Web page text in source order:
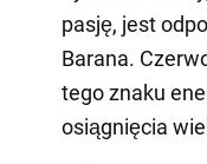
pasję, jest
Barana.
tego znaku
osiągnięcia